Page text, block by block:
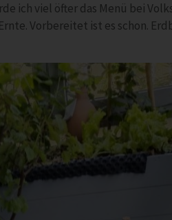
ich viel öfter das Menü bei
Vorbereitet ist es schon.